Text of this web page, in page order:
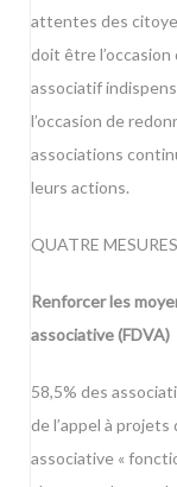
attentes des
doit être l’occasion
associatif
l’occasion de
associations
leurs actions.
QUATRE
Renforcer les
associative (FDVA)
58,5% des
de l’appel à
associative «